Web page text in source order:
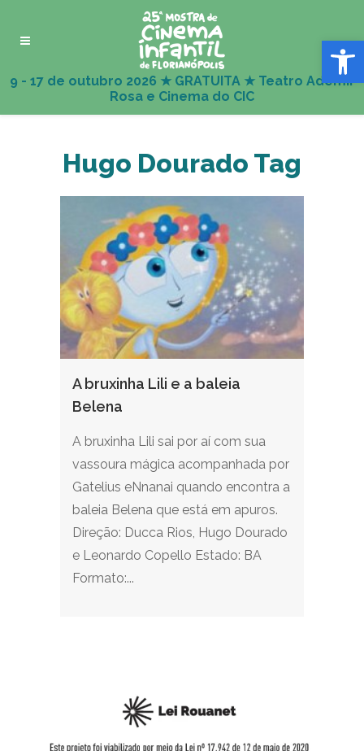
Abrir
Hugo Dourado Tag
A bruxinha Lili e a baleia
Belena
A bruxinha Lili sai por aí com sua
vassoura mágica acompanhada por
Gatelius eNnanai quando encontra a
baleia Belena que está em apuros.
Direção: Ducca Rios, Hugo Dourado
e Leonardo Copello Estado: BA
Formato:...